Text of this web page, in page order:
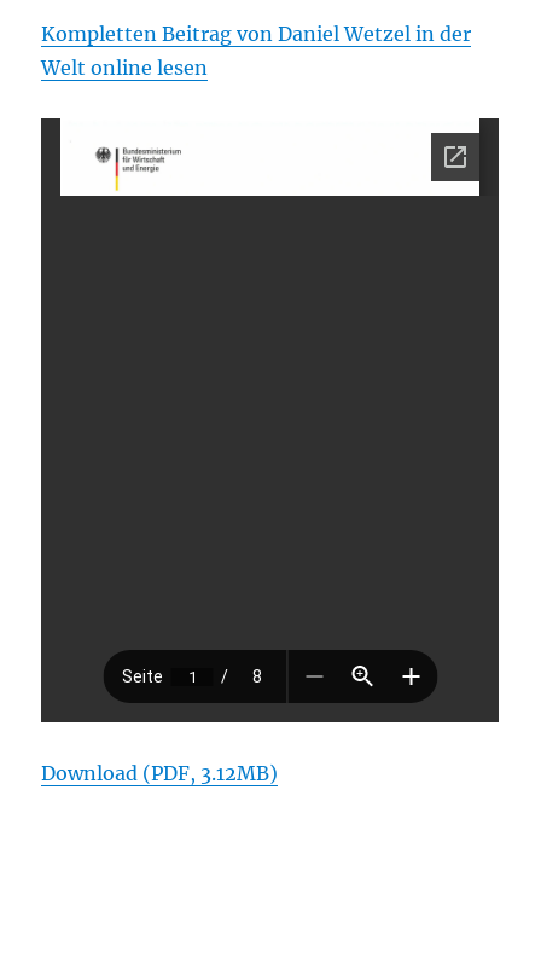
Kompletten Beitrag von Daniel Wetzel in der
Welt online lesen
Download (PDF, 3.12MB)